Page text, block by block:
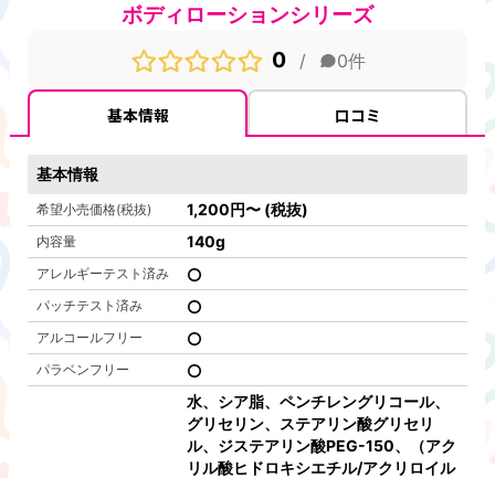
ボディローションシリーズ
0
/ 0件
基本情報 口コミ
基本情報
希望小売価格(税抜) 1,200円〜 (税抜)
内容量 140g
アレルギーテスト済み
パッチテスト済み
アルコールフリー
パラベンフリー
水、シア脂、ペンチレングリコール、
グリセリン、ステアリン酸グリセリ
ル、ジステアリン酸PEG-150、（アク
リル酸ヒドロキシエチル/アクリロイル